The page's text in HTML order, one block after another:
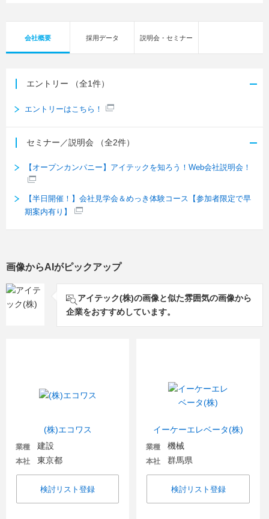
会社概要 採用データ 説明会・セミナー
エントリー （全1件）
エントリーはこちら！
セミナー／説明会 （全2件）
【オープンカンパニー】アイテックを知ろう！Web会社説明会！
【半日開催！】会社見学会＆めっき体験コース【参加者限定で早
期案内有り】
画像からAIがピックアップ
アイテック(株)の画像と似た雰囲気の画像から
企業をおすすめしています。
(株)エコワス
業種 建設
本社 東京都
検討リスト登録
イーケーエレベータ(株)
業種 機械
本社 群馬県
検討リスト登録